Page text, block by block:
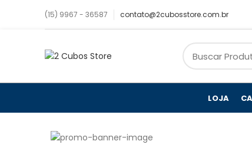
(15) 9967 - 36587 contato@2cubosstore.com.br
LOJA